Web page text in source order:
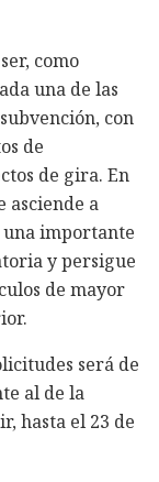
como
una de las
con
de
de gira. En
asciende a
una importante
y persigue
de mayor
será de
al de la
hasta el 23 de